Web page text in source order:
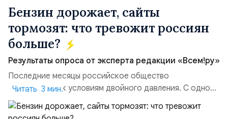
Бензин дорожает, сайты
тормозят: что тревожит россиян
больше?
Результаты опроса от эксперта редакции «Всем!ру»
Последние месяцы российское общество
адаптируется к условиям двойного давления. С одной
стороны, происходит рост цен на товары первой
необходимости, инфляция и локальные сбои в
Читать 3 мин.